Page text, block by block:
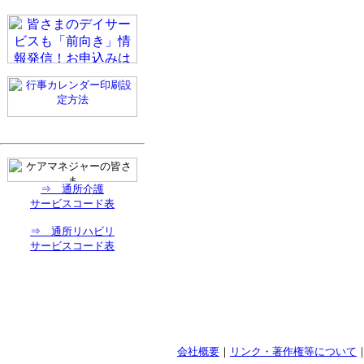
⇒ 通所介護
サービスコード表
⇒ 通所リハビリ
サービスコード表
会社概要 ｜ リンク・著作権等について ｜